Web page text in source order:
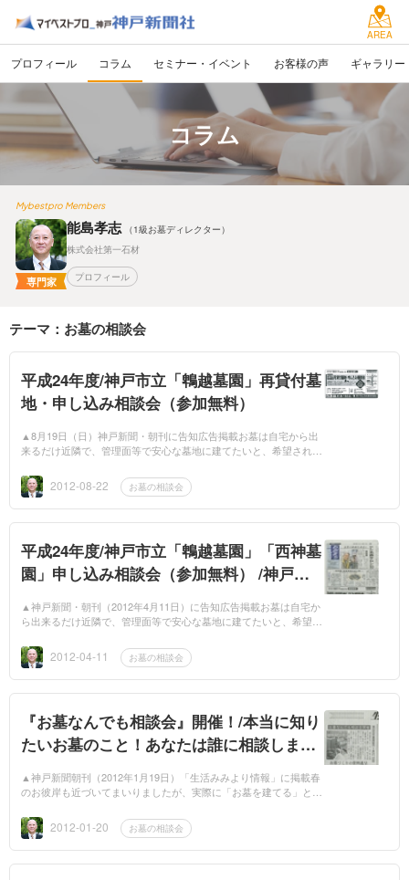
AREA
プロフィール コラム セミナー・イベント お客様の声 ギャラリー
コラム
Mybestpro Members
専門家
能島孝志
（1級お墓ディレクター）
株式会社第一石材
プロフィール
テーマ：お墓の相談会
平成24年度/神戸市立「鵯越墓園」再貸付墓
地・申し込み相談会（参加無料）
▲8月19日（日）神戸新聞・朝刊に告知広告掲載お墓は自宅から出
来るだけ近隣で、管理面等で安心な墓地に建てたいと、希望される
にもお求...2012-08-22 お墓の相談会
平成24年度/神戸市立「鵯越墓園」「西神墓
園」申し込み相談会（参加無料） /神戸新
▲神戸新聞・朝刊（2012年4月11日）に告知広告掲載お墓は自宅か
ら出来るだけ近隣で、管理面等で安心な墓地に建てたいと、希望さ
格的にもお...2012-04-11 お墓の相談会
『お墓なんでも相談会』開催！/本当に知り
たいお墓のこと！あなたは誰に相談します
▲神戸新聞朝刊（2012年1月19日）「生活みみより情報」に掲載春
のお彼岸も近づいてまいりましたが、実際に「お墓を建てる」とな
ことなど判...2012-01-20 お墓の相談会